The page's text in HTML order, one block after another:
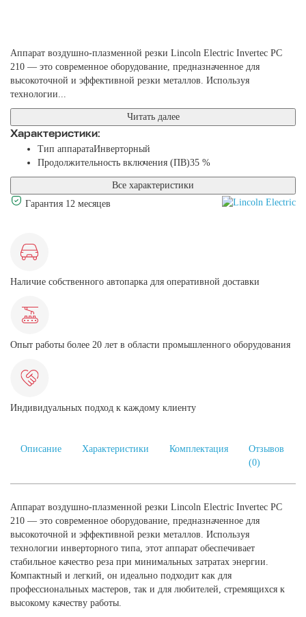
Аппарат воздушно-плазменной резки Lincoln Electric Invertec PC
210 — это современное оборудование, предназначенное для
высокоточной и эффективной резки металлов. Используя
технологии...
Читать далее
Характеристики:
Тип аппаратаИнверторный
Продолжительность включения (ПВ)35 %
Все характеристики
Гарантия 12 месяцев
Наличие собственного автопарка для оперативной доставки
Опыт работы более 20 лет в области промышленного оборудования
Индивидуальных подход к каждому клиенту
Описание Характеристики Комплектация
Отзывов
(0)
Аппарат воздушно-плазменной резки Lincoln Electric Invertec PC
210 — это современное оборудование, предназначенное для
высокоточной и эффективной резки металлов. Используя
технологии инверторного типа, этот аппарат обеспечивает
стабильное качество реза при минимальных затратах энергии.
Компактный и легкий, он идеально подходит как для
профессиональных мастеров, так и для любителей, стремящихся к
высокому качеству работы.